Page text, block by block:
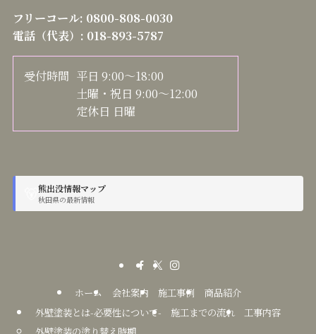
フリーコール: 0800-808-0030
電話（代表）: 018-893-5787
受付時間 平日 9:00～18:00
土曜・祝日 9:00～12:00
定休日 日曜
熊出没情報マップ
秋田県の最新情報
ホーム 会社案内 施工事例
商品紹介
外壁塗装とは-必要性について-
施工までの流れ 工事内容